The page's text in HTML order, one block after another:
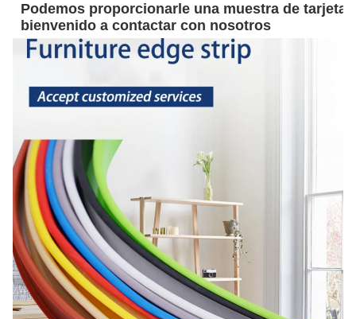
Podemos proporcionarle una muestra de tarjeta
bienvenido a contactar con nosotros